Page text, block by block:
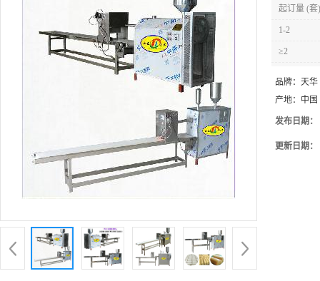
起订量 (套)
1-2
≥2
品牌： 天华
产地： 中国
发布日期：
更新日期：